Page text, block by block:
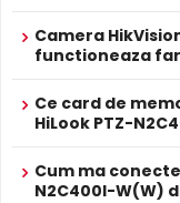
Camera
functioneaza
Ce card de
HiLook PTZ-
Cum ma
N2C400I-W(W)